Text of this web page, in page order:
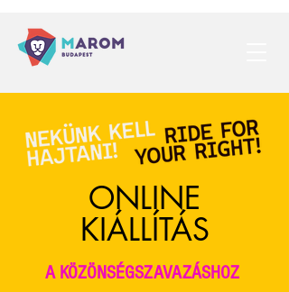
ONLINE
KIÁLLÍTÁS
A KÖZÖNSÉGSZAVAZÁSHOZ